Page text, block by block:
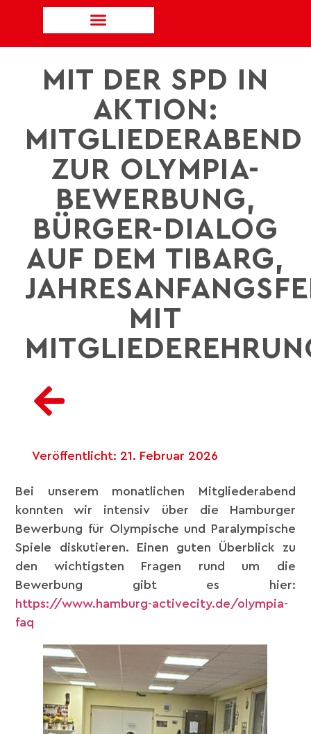
MIT DER SPD IN
AKTION:
MITGLIEDERABEND
ZUR OLYMPIA-
BEWERBUNG,
BÜRGER-DIALOG
AUF DEM TIBARG,
MIT
Veröffentlicht: 21. Februar 2026
Bei unserem monatlichen Mitgliederabend
konnten wir intensiv über die Hamburger
Bewerbung für Olympische und Paralympische
Spiele diskutieren. Einen guten Überblick zu
den wichtigsten Fragen rund um die
Bewerbung gibt es hier:
https://www.hamburg-activecity.de/olympia-
faq